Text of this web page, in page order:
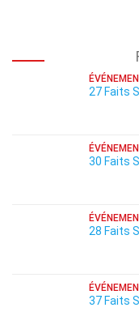
27 Faits
30 Faits
28 Faits
37 Faits